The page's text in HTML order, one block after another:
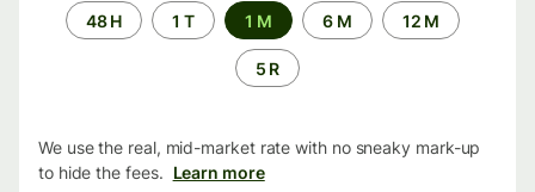
Time
period
48 H 1 T 1 M 6 M 12 M
5 R
We use the real, mid-market rate with no sneaky mark-up
to hide the fees. Learn more